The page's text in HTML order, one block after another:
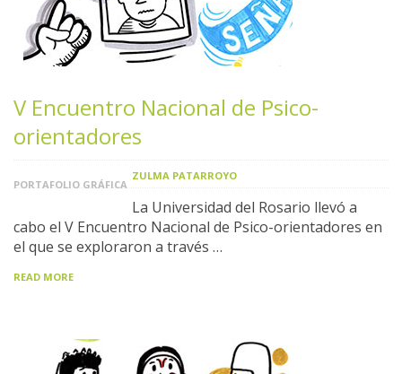
V Encuentro Nacional de Psico-
orientadores
PORTAFOLIO GRÁFICA
ZULMA PATARROYO
La Universidad del Rosario llevó a
cabo el V Encuentro Nacional de Psico-orientadores en
el que se exploraron a través …
READ MORE